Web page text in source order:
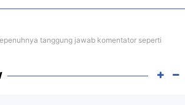
tanggung jawab komentator seperti